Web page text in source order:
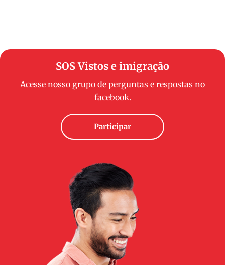
SOS Vistos e imigração
Acesse nosso grupo de perguntas e respostas no
facebook.
Participar